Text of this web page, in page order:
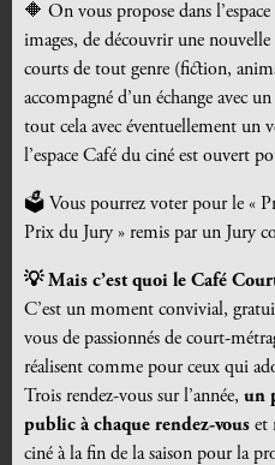
🔶 On vous propose dans
images, de découvrir une
courts de tout genre (fiction,
accompagné d’un échange avec
tout cela avec éventuellement un
l’espace Café du ciné est ouvert
🗳️ Vous pourrez voter pour le «
Prix du Jury » remis par un Jury
💡 Mais c’est quoi le Café
C’est un moment convivial,
vous de passionnés de court-
réalisent comme pour ceux qui
Trois rendez-vous sur l’année, un
public à chaque rendez-vous et
ciné à la fin de la saison pour la